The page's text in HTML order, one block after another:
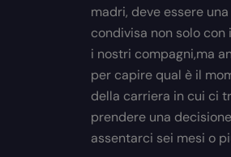
madri, deve essere
condivisa non solo
i nostri compagni,ma
per capire qual è il
della carriera in cui ci
prendere una
assentarci sei mesi o